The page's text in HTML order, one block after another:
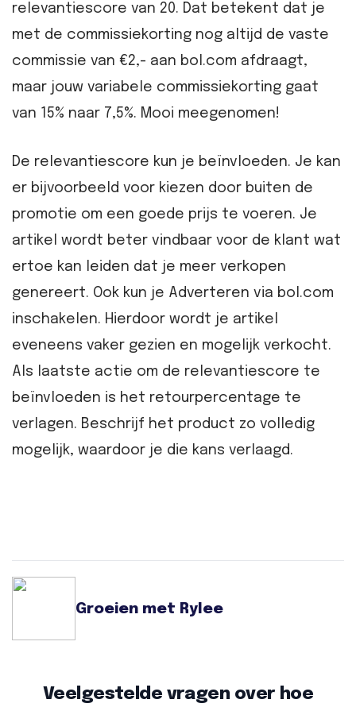
relevantiescore van 20. Dat betekent dat je
met de commissiekorting nog altijd de vaste
commissie van €2,- aan bol.com afdraagt,
maar jouw variabele commissiekorting gaat
van 15% naar 7,5%. Mooi meegenomen!
De relevantiescore kun je beïnvloeden. Je kan
er bijvoorbeeld voor kiezen door buiten de
promotie om een goede prijs te voeren. Je
artikel wordt beter vindbaar voor de klant wat
ertoe kan leiden dat je meer verkopen
genereert. Ook kun je Adverteren via bol.com
inschakelen. Hierdoor wordt je artikel
eveneens vaker gezien en mogelijk verkocht.
Als laatste actie om de relevantiescore te
beïnvloeden is het retourpercentage te
verlagen. Beschrijf het product zo volledig
mogelijk, waardoor je die kans verlaagd.
Groeien met Rylee
Veelgestelde vragen over hoe